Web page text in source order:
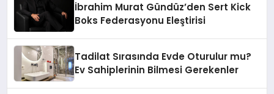
İbrahim Murat Gündüz’den Sert Kick
Boks Federasyonu Eleştirisi
Tadilat Sırasında Evde Oturulur mu?
Ev Sahiplerinin Bilmesi Gerekenler